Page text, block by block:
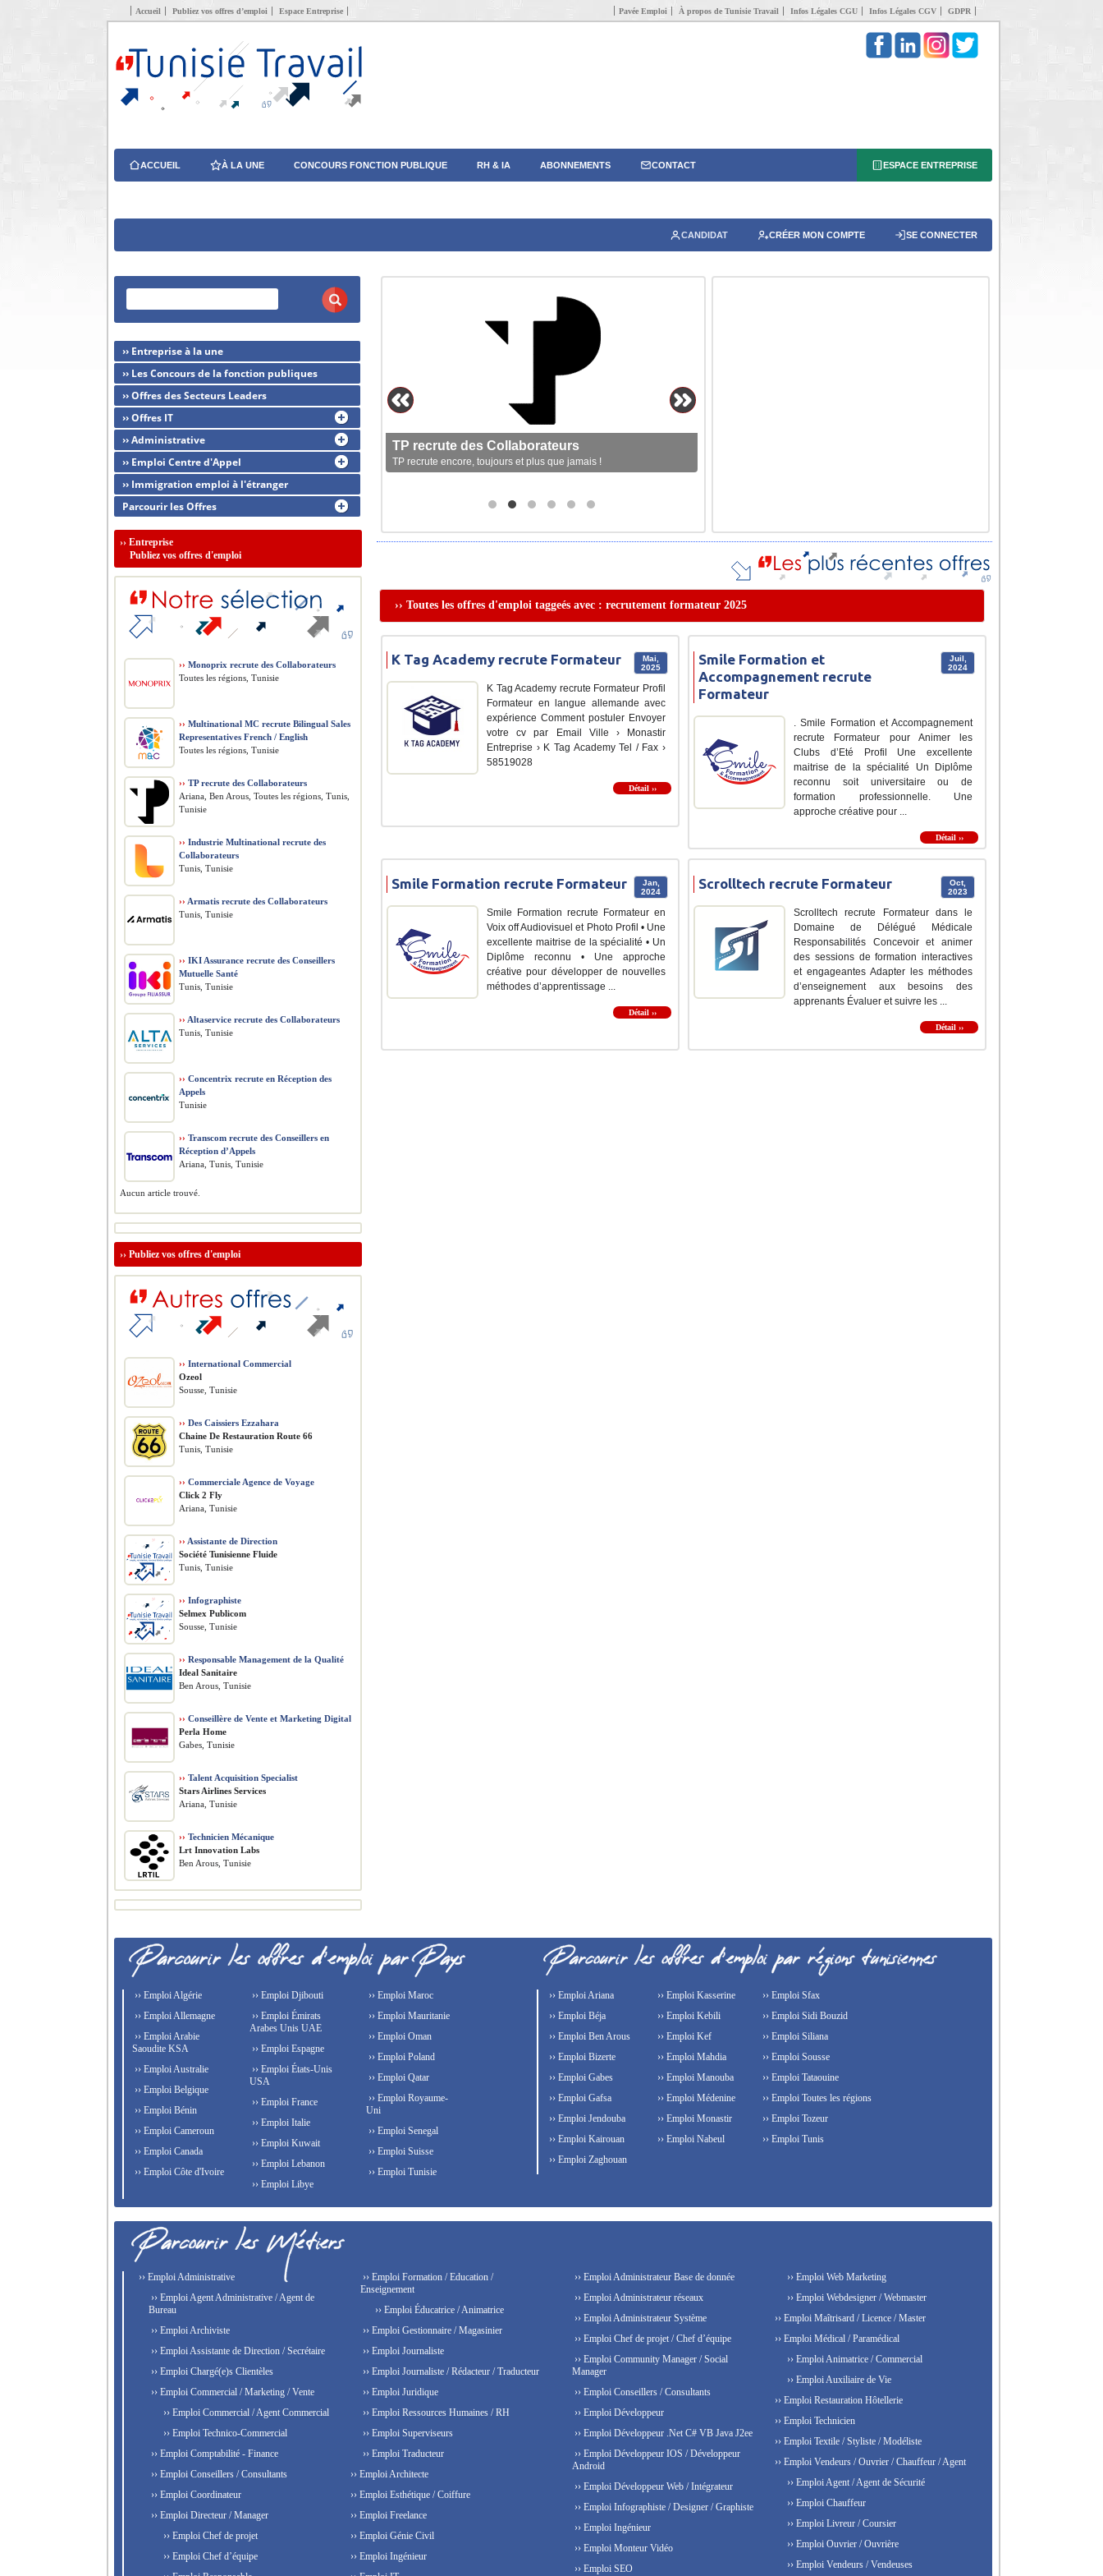
Accueil Publiez vos offres d’emploi Espace Entreprise Pavée Emploi À propos de Tunisie Travail Infos Légales CGU Infos Légales CGV GDPR
ACCUEIL À LA UNE CONCOURS FONCTION PUBLIQUE RH & IA ABONNEMENTS CONTACT ESPACE ENTREPRISE
CANDIDAT CRÉER MON COMPTE SE CONNECTER
TP recrute des Collaborateurs
TP recrute encore, toujours et plus que jamais !
›› Toutes les offres d'emploi taggeés avec : recrutement formateur 2025
Mai,
2025
K Tag Academy recrute Formateur
K Tag Academy recrute Formateur Profil
Formateur en langue allemande avec
expérience Comment postuler Envoyer
votre cv par Email Ville › Monastir
Entreprise › K Tag Academy Tel / Fax ›
58519028
Détail ››
Juil,
2024
Smile Formation et
Accompagnement recrute
Formateur
. Smile Formation et Accompagnement
recrute Formateur pour Animer les
Clubs d’Eté Profil Une excellente
maitrise de la spécialité Un Diplôme
reconnu soit universitaire ou de
formation professionnelle. Une
approche créative pour ...
Détail ››
Jan,
2024
Smile Formation recrute Formateur
Smile Formation recrute Formateur en
Voix off Audiovisuel et Photo Profil • Une
excellente maitrise de la spécialité • Un
Diplôme reconnu • Une approche
créative pour développer de nouvelles
méthodes d’apprentissage ...
Détail ››
Oct,
2023
Scrolltech recrute Formateur
Scrolltech recrute Formateur dans le
Domaine de Délégué Médicale
Responsabilités Concevoir et animer
des sessions de formation interactives
et engageantes Adapter les méthodes
d’enseignement aux besoins des
apprenants Évaluer et suivre les ...
Détail ››
›› Entreprise à la une
›› Les Concours de la fonction publiques
›› Offres des Secteurs Leaders
›› Offres IT
›› Administrative
›› Emploi Centre d'Appel
›› Immigration emploi à l'étranger
Parcourir les Offres
›› Entreprise
Publiez vos offres d'emploi
›› Monoprix recrute des Collaborateurs
Toutes les régions, Tunisie
›› Multinational MC recrute Bilingual Sales
Representatives French / English
Toutes les régions, Tunisie
›› TP recrute des Collaborateurs
Ariana, Ben Arous, Toutes les régions, Tunis,
Tunisie
›› Industrie Multinational recrute des
Collaborateurs
Tunis, Tunisie
›› Armatis recrute des Collaborateurs
Tunis, Tunisie
›› IKI Assurance recrute des Conseillers
Mutuelle Santé
Tunis, Tunisie
›› Altaservice recrute des Collaborateurs
Tunis, Tunisie
›› Concentrix recrute en Réception des
Appels
Tunisie
›› Transcom recrute des Conseillers en
Réception d’Appels
Ariana, Tunis, Tunisie
Aucun article trouvé.
›› Publiez vos offres d'emploi
›› International Commercial
Ozeol
Sousse, Tunisie
›› Des Caissiers Ezzahara
Chaine De Restauration Route 66
Tunis, Tunisie
›› Commerciale Agence de Voyage
Click 2 Fly
Ariana, Tunisie
›› Assistante de Direction
Société Tunisienne Fluide
Tunis, Tunisie
›› Infographiste
Selmex Publicom
Sousse, Tunisie
›› Responsable Management de la Qualité
Ideal Sanitaire
Ben Arous, Tunisie
›› Conseillère de Vente et Marketing Digital
Perla Home
Gabes, Tunisie
›› Talent Acquisition Specialist
Stars Airlines Services
Ariana, Tunisie
›› Technicien Mécanique
Lrt Innovation Labs
Ben Arous, Tunisie
›› Emploi Algérie
›› Emploi Allemagne
›› Emploi Arabie
Saoudite KSA
›› Emploi Australie
›› Emploi Belgique
›› Emploi Bénin
›› Emploi Cameroun
›› Emploi Canada
›› Emploi Côte d'Ivoire
›› Emploi Djibouti
›› Emploi Émirats
Arabes Unis UAE
›› Emploi Espagne
›› Emploi États-Unis
USA
›› Emploi France
›› Emploi Italie
›› Emploi Kuwait
›› Emploi Lebanon
›› Emploi Libye
›› Emploi Maroc
›› Emploi Mauritanie
›› Emploi Oman
›› Emploi Poland
›› Emploi Qatar
›› Emploi Royaume-
Uni
›› Emploi Senegal
›› Emploi Suisse
›› Emploi Tunisie
›› Emploi Ariana
›› Emploi Béja
›› Emploi Ben Arous
›› Emploi Bizerte
›› Emploi Gabes
›› Emploi Gafsa
›› Emploi Jendouba
›› Emploi Kairouan
›› Emploi Kasserine
›› Emploi Kebili
›› Emploi Kef
›› Emploi Mahdia
›› Emploi Manouba
›› Emploi Médenine
›› Emploi Monastir
›› Emploi Nabeul
›› Emploi Sfax
›› Emploi Sidi Bouzid
›› Emploi Siliana
›› Emploi Sousse
›› Emploi Tataouine
›› Emploi Toutes les régions
›› Emploi Tozeur
›› Emploi Tunis
›› Emploi Zaghouan
›› Emploi Administrative
›› Emploi Agent Administrative / Agent de
Bureau
›› Emploi Archiviste
›› Emploi Assistante de Direction / Secrétaire
›› Emploi Chargé(e)s Clientèles
›› Emploi Commercial / Marketing / Vente
›› Emploi Commercial / Agent Commercial
›› Emploi Technico-Commercial
›› Emploi Comptabilité - Finance
›› Emploi Conseillers / Consultants
›› Emploi Coordinateur
›› Emploi Directeur / Manager
›› Emploi Chef de projet
›› Emploi Chef d’équipe
›› Emploi Formation / Education /
Enseignement
›› Emploi Éducatrice / Animatrice
›› Emploi Gestionnaire / Magasinier
›› Emploi Journaliste
›› Emploi Journaliste / Rédacteur / Traducteur
›› Emploi Juridique
›› Emploi Ressources Humaines / RH
›› Emploi Superviseurs
›› Emploi Traducteur
›› Emploi Architecte
›› Emploi Esthétique / Coiffure
›› Emploi Freelance
›› Emploi Génie Civil
›› Emploi Ingénieur
›› Emploi Administrateur Base de donnée
›› Emploi Administrateur réseaux
›› Emploi Administrateur Système
›› Emploi Chef de projet / Chef d’équipe
›› Emploi Community Manager / Social
Manager
›› Emploi Conseillers / Consultants
›› Emploi Développeur
›› Emploi Développeur .Net C# VB Java J2ee
›› Emploi Développeur IOS / Développeur
Android
›› Emploi Développeur Web / Intégrateur
›› Emploi Infographiste / Designer / Graphiste
›› Emploi Ingénieur
›› Emploi Monteur Vidéo
›› Emploi SEO
›› Emploi Web Marketing
›› Emploi Webdesigner / Webmaster
›› Emploi Maîtrisard / Licence / Master
›› Emploi Médical / Paramédical
›› Emploi Animatrice / Commercial
›› Emploi Auxiliaire de Vie
›› Emploi Restauration Hôtellerie
›› Emploi Technicien
›› Emploi Textile / Styliste / Modéliste
›› Emploi Vendeurs / Ouvrier / Chauffeur / Agent
›› Emploi Agent / Agent de Sécurité
›› Emploi Chauffeur
›› Emploi Livreur / Coursier
›› Emploi Ouvrier / Ouvrière
›› Emploi Vendeurs / Vendeuses